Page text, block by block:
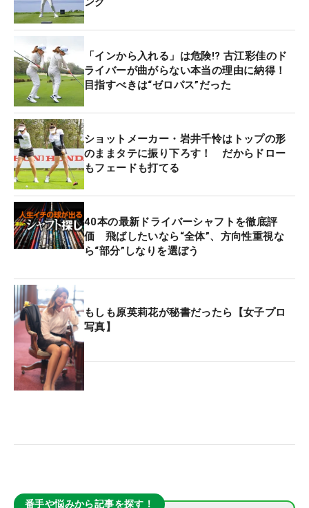
「インから入れる」は危険!? 古江彩佳のド
ライバーが曲がらない本当の理由に納得！
目指すべきは“ゼロパス”だった
ショットメーカー・岩井千怜はトップの形
のままタテに振り下ろす！ だからドロー
もフェードも打てる
40本の最新ドライバーシャフトを徹底評
価 飛ばしたいなら“全体”、方向性重視な
ら“部分”しなりを選ぼう
もしも原英莉花が秘書だったら【女子プロ
写真】
番手や悩みから記事を探す！